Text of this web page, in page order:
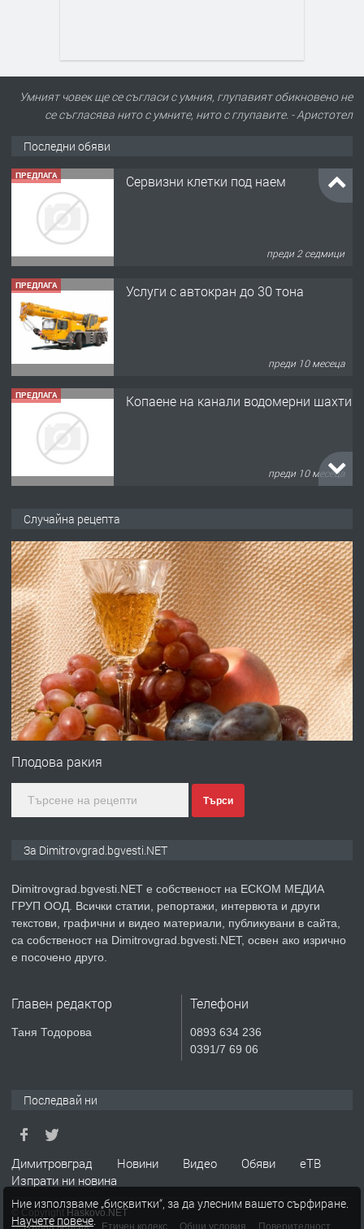
Умният човек ще се съгласи с умния, глупавият обикновено не
се съгласява нито с умните, нито с глупавите. - Аристотел
Последни обяви
ПРЕДЛАГА Сервизни клетки под наем
преди 2 седмици
ПРЕДЛАГА Услуги с автокран до 30 тона
преди 10 месеца
ПРЕДЛАГА Копаене на канали водомерни шахти
преди 10 месеца
преди 10 месеца
ПРЕДЛАГА
Отпушване на канали тоалетни
вертикални щрангове
преди 11 месеца
ПРЕДЛАГА Онлайн магазин за всички!
преди 2 месеца
ПРЕДЛАГА Къща в Странско
Професионални курсове
ПРЕДЛАГА
Ремонтирана къща в с. Ябълково,
община Димитровград, обл. Хасково
Случайна рецепта
Плодова ракия
Търси
За Dimitrovgrad.bgvesti.NET
Dimitrovgrad.bgvesti.NET е собственост на ЕСКОМ МЕДИА
ГРУП ООД. Всички статии, репортажи, интервюта и други
текстови, графични и видео материали, публикувани в сайта,
са собственост на Dimitrovgrad.bgvesti.NET, освен ако изрично
е посочено друго.
Главен редактор
Таня Тодорова
Телефони
0893 634 236
0391/7 69 06
Последвай ни
Димитровград Новини Видео Обяви
еТВ
Изпрати ни новина
© Copyright Haskovo.NET
Пълна версия
Етичен кодекс Общи условия Поверителност
Ние използваме „бисквитки“, за да улесним вашето сърфиране.
Научете повече.